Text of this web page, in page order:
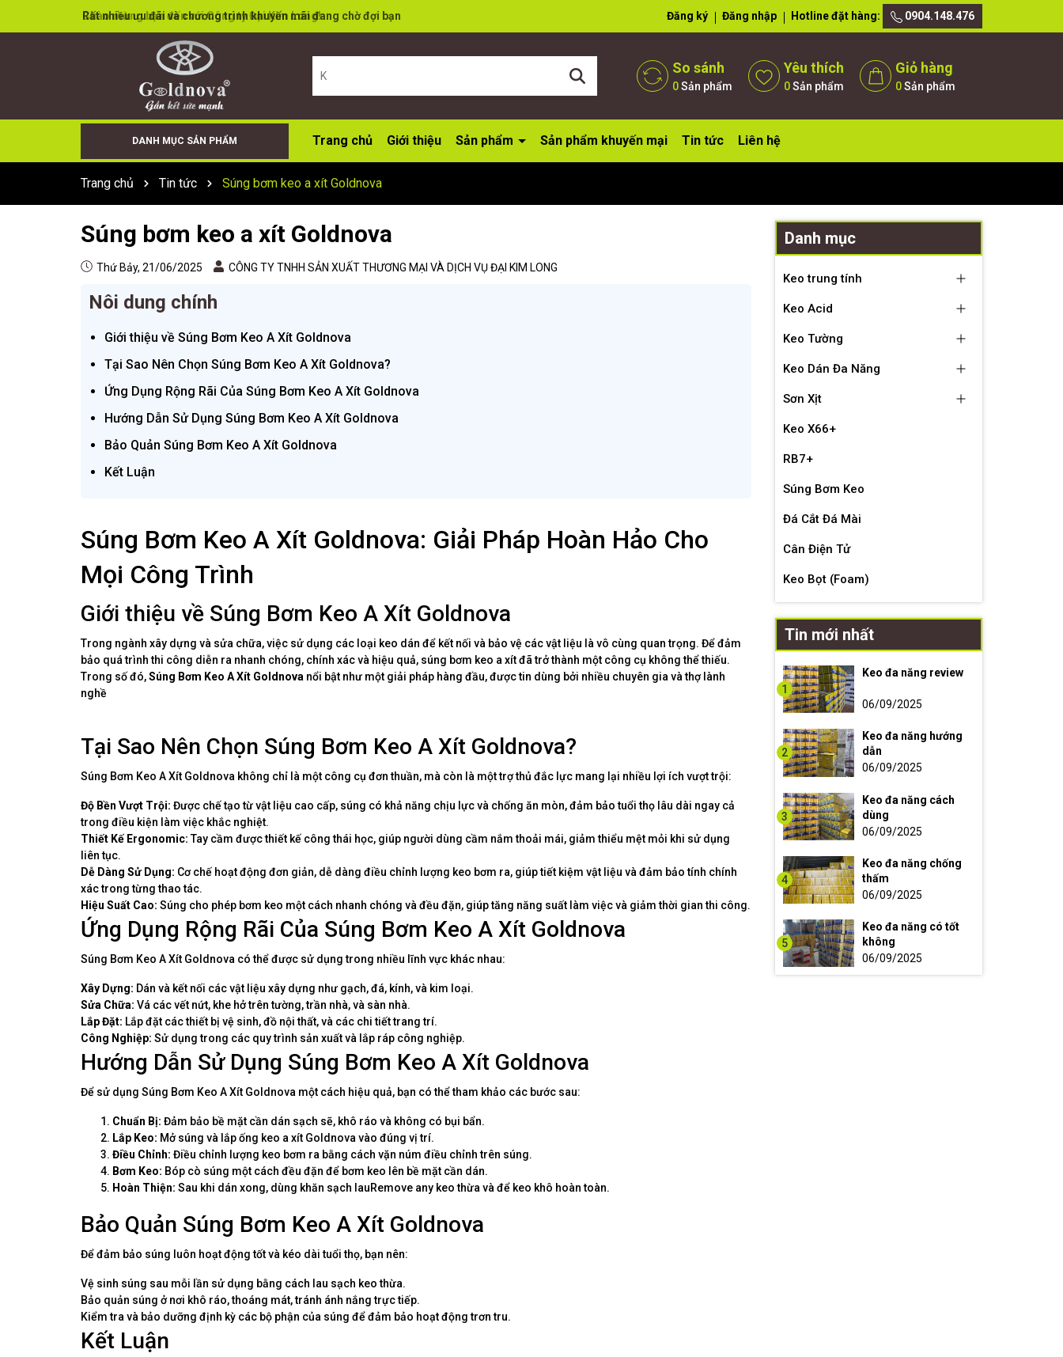
Rất nhiều ưu đãi và chương trình khuyến mãi đang chờ đợi bạn Đăng ký Đăng nhập Hotline đặt hàng: 0904.148.476
So sánh
0Sản phẩm
Yêu thích
0Sản phẩm
Giỏ hàng
0Sản phẩm
DANH MỤC SẢN PHẨM Trang chủ Giới thiệu Sản phẩm Sản phẩm khuyến mại Tin tức Liên hệ
Trang chủ Tin tức Súng bơm keo a xít Goldnova
Súng bơm keo a xít Goldnova
Thứ Bảy, 21/06/2025 CÔNG TY TNHH SẢN XUẤT THƯƠNG MẠI VÀ DỊCH VỤ ĐẠI KIM LONG
Nôi dung chính
Giới thiệu về Súng Bơm Keo A Xít Goldnova
Tại Sao Nên Chọn Súng Bơm Keo A Xít Goldnova?
Ứng Dụng Rộng Rãi Của Súng Bơm Keo A Xít Goldnova
Hướng Dẫn Sử Dụng Súng Bơm Keo A Xít Goldnova
Bảo Quản Súng Bơm Keo A Xít Goldnova
Kết Luận
Súng Bơm Keo A Xít Goldnova: Giải Pháp Hoàn Hảo Cho
Mọi Công Trình
Giới thiệu về Súng Bơm Keo A Xít Goldnova
Trong ngành xây dựng và sửa chữa, việc sử dụng các loại keo dán để kết nối và bảo vệ các vật liệu là vô cùng quan trọng. Để đảm
bảo quá trình thi công diễn ra nhanh chóng, chính xác và hiệu quả, súng bơm keo a xít đã trở thành một công cụ không thể thiếu.
Trong số đó,Súng Bơm Keo A Xít Goldnova nổi bật như một giải pháp hàng đầu, được tin dùng bởi nhiều chuyên gia và thợ lành
nghề
Tại Sao Nên Chọn Súng Bơm Keo A Xít Goldnova?
Súng Bơm Keo A Xít Goldnova không chỉ là một công cụ đơn thuần, mà còn là một trợ thủ đắc lực mang lại nhiều lợi ích vượt trội:
Độ Bền Vượt Trội: Được chế tạo từ vật liệu cao cấp, súng có khả năng chịu lực và chống ăn mòn, đảm bảo tuổi thọ lâu dài ngay cả
trong điều kiện làm việc khắc nghiệt.
Thiết Kế Ergonomic:Tay cầm được thiết kế công thái học, giúp người dùng cầm nắm thoải mái, giảm thiểu mệt mỏi khi sử dụng
liên tục.
Dễ Dàng Sử Dụng: Cơ chế hoạt động đơn giản, dễ dàng điều chỉnh lượng keo bơm ra, giúp tiết kiệm vật liệu và đảm bảo tính chính
xác trong từng thao tác.
Hiệu Suất Cao: Súng cho phép bơm keo một cách nhanh chóng và đều đặn, giúp tăng năng suất làm việc và giảm thời gian thi công.
Ứng Dụng Rộng Rãi Của Súng Bơm Keo A Xít Goldnova
Súng Bơm Keo A Xít Goldnova có thể được sử dụng trong nhiều lĩnh vực khác nhau:
Xây Dựng: Dán và kết nối các vật liệu xây dựng như gạch, đá, kính, và kim loại.
Sửa Chữa: Vá các vết nứt, khe hở trên tường, trần nhà, và sàn nhà.
Lắp Đặt: Lắp đặt các thiết bị vệ sinh, đồ nội thất, và các chi tiết trang trí.
Công Nghiệp: Sử dụng trong các quy trình sản xuất và lắp ráp công nghiệp.
Hướng Dẫn Sử Dụng Súng Bơm Keo A Xít Goldnova
Để sử dụng Súng Bơm Keo A Xít Goldnova một cách hiệu quả, bạn có thể tham khảo các bước sau:
Chuẩn Bị: Đảm bảo bề mặt cần dán sạch sẽ, khô ráo và không có bụi bẩn.
Lắp Keo: Mở súng và lắp ống keo a xít Goldnova vào đúng vị trí.
Điều Chỉnh: Điều chỉnh lượng keo bơm ra bằng cách vặn núm điều chỉnh trên súng.
Bơm Keo: Bóp cò súng một cách đều đặn để bơm keo lên bề mặt cần dán.
Hoàn Thiện: Sau khi dán xong, dùng khăn sạch lauRemove any keo thừa và để keo khô hoàn toàn.
Bảo Quản Súng Bơm Keo A Xít Goldnova
Để đảm bảo súng luôn hoạt động tốt và kéo dài tuổi thọ, bạn nên:
Vệ sinh súng sau mỗi lần sử dụng bằng cách lau sạch keo thừa.
Bảo quản súng ở nơi khô ráo, thoáng mát, tránh ánh nắng trực tiếp.
Kiểm tra và bảo dưỡng định kỳ các bộ phận của súng để đảm bảo hoạt động trơn tru.
Kết Luận
Danh mục
Keo trung tính
Keo Acid
Keo Tường
Keo Dán Đa Năng
Sơn Xịt
Keo X66+
RB7+
Súng Bơm Keo
Đá Cắt Đá Mài
Cân Điện Tử
Keo Bọt (Foam)
Tin mới nhất
1
Keo đa năng review
06/09/2025
2
Keo đa năng hướng
dẫn
06/09/2025
3
Keo đa năng cách
dùng
06/09/2025
4
Keo đa năng chống
thấm
06/09/2025
5
Keo đa năng có tốt
không
06/09/2025